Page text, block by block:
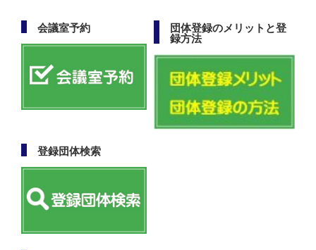
会議室予約
団体登録のメリットと登
録方法
登録団体検索